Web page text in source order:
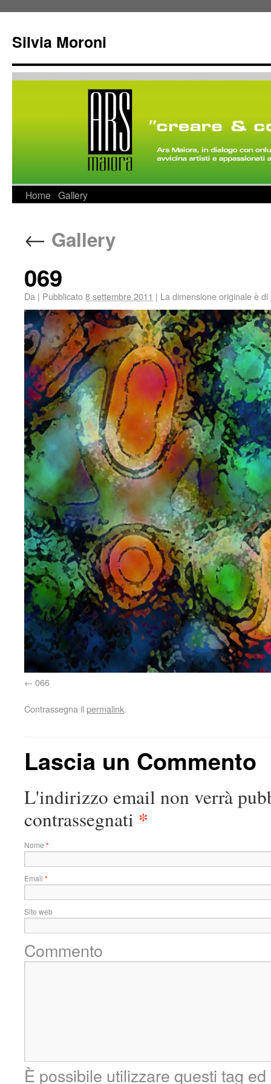
Silvia Moroni
Home Gallery
← Gallery
069
Da | Pubblicato8 settembre 2011 | La dimensione originale è di
066
Contrassegna il permalink.
Lascia un Commento
L'indirizzo email non verrà
contrassegnati *
Nome *
Email *
Sito web
Commento
È possibile utilizzare questi tag